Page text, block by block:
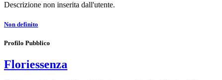
Descrizione non inserita dall'utente.
Non definito
Profilo Pubblico
Floriessenza